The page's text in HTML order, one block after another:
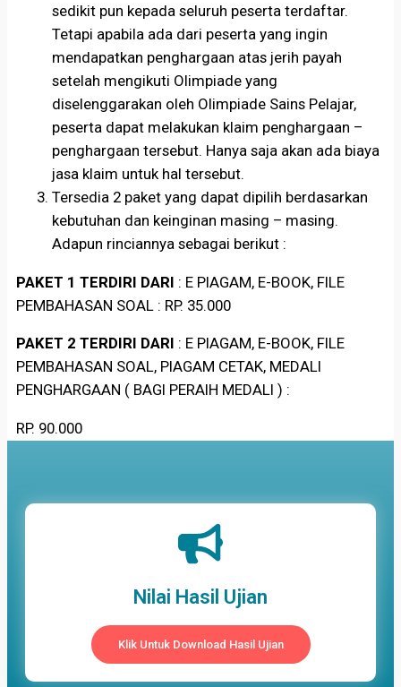
sedikit pun kepada seluruh peserta terdaftar.
Tetapi apabila ada dari peserta yang ingin
mendapatkan penghargaan atas jerih payah
setelah mengikuti Olimpiade yang
diselenggarakan oleh Olimpiade Sains Pelajar,
peserta dapat melakukan klaim penghargaan –
penghargaan tersebut. Hanya saja akan ada biaya
jasa klaim untuk hal tersebut.
Tersedia 2 paket yang dapat dipilih berdasarkan
kebutuhan dan keinginan masing – masing.
Adapun rinciannya sebagai berikut :
PAKET 1 TERDIRI DARI : E PIAGAM, E-BOOK, FILE
PEMBAHASAN SOAL : RP. 35.000
PAKET 2 TERDIRI DARI : E PIAGAM, E-BOOK, FILE
PEMBAHASAN SOAL, PIAGAM CETAK, MEDALI
PENGHARGAAN ( BAGI PERAIH MEDALI ) :
RP. 90.000
Nilai Hasil Ujian
Klik Untuk Download Hasil Ujian